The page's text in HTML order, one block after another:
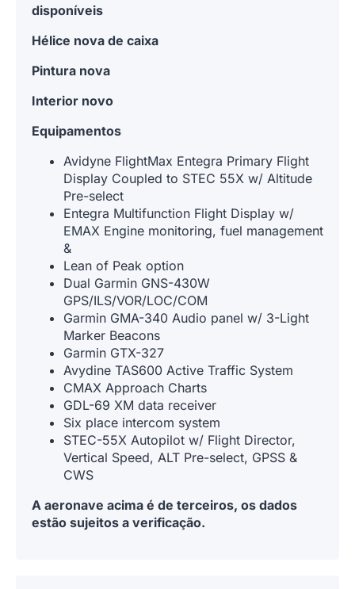
disponíveis
Hélice nova de caixa
Pintura nova
Interior novo
Equipamentos
Avidyne FlightMax Entegra Primary Flight
Display Coupled to STEC 55X w/ Altitude
Pre-select
Entegra Multifunction Flight Display w/
EMAX Engine monitoring, fuel management
&
Lean of Peak option
Dual Garmin GNS-430W
GPS/ILS/VOR/LOC/COM
Garmin GMA-340 Audio panel w/ 3-Light
Marker Beacons
Garmin GTX-327
Avydine TAS600 Active Traffic System
CMAX Approach Charts
GDL-69 XM data receiver
Six place intercom system
STEC-55X Autopilot w/ Flight Director,
Vertical Speed, ALT Pre-select, GPSS &
CWS
A aeronave acima é de terceiros, os dados
estão sujeitos a verificação.